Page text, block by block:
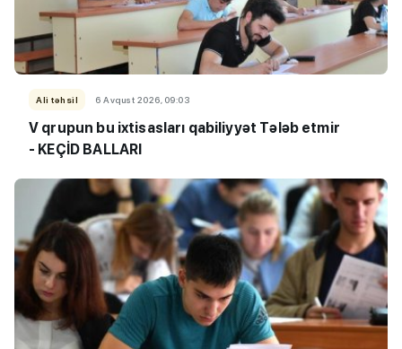
Ali təhsil 6 Avqust 2026, 09:03
V qrupun bu ixtisasları qabiliyyət Tələb etmir
- KEÇİD BALLARI